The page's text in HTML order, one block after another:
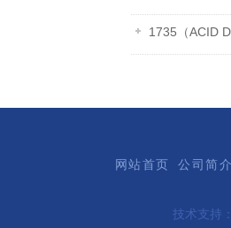
1735（ACID
网站首页 公司简
技术支持